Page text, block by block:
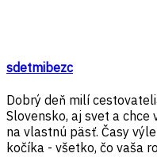
sdetmibezc
Dobrý deň milí
Slovensko, aj svet a
na vlastnú päsť. Časy
kočíka - všetko, čo vaša